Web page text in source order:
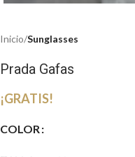
Inicio Sunglasses
Prada Gafas
¡GRATIS!
COLOR